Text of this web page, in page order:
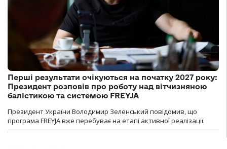
Перші результати очікуються на початку 2027 року:
Президент розповів про роботу над вітчизняною
балістикою та системою FREYJA
Президент України Володимир Зеленський повідомив, що
програма FREYJA вже перебуває на етапі активної реалізації.